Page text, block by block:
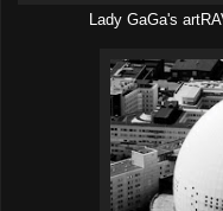
Lady GaGa's